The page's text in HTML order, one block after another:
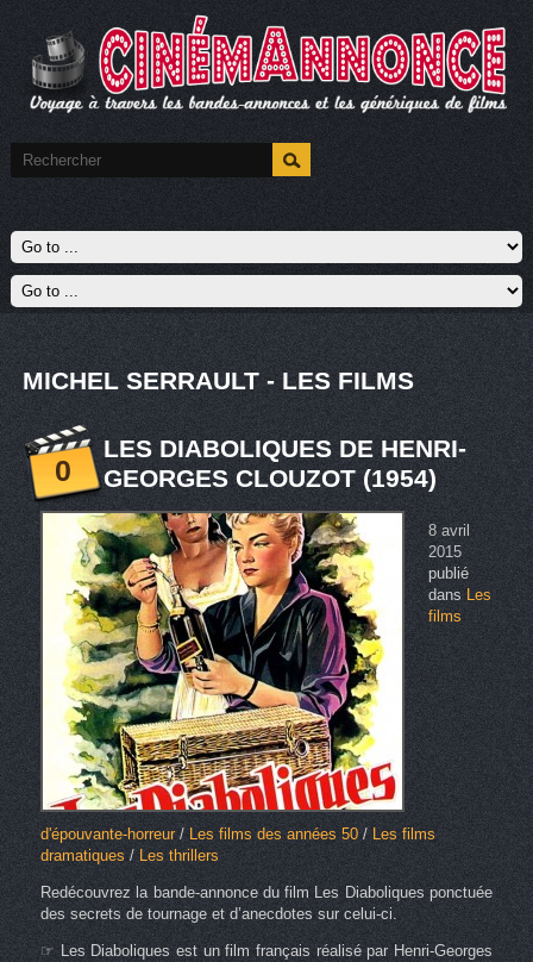
MICHEL SERRAULT - LES FILMS
0
LES DIABOLIQUES DE HENRI-
GEORGES CLOUZOT (1954)
8 avril
2015
publié
dansLes
films
d'épouvante-horreur/ Les films des années 50/ Les films
dramatiques /Les thrillers
Redécouvrez la bande-annonce du film Les Diaboliques ponctuée
des secrets de tournage et d’anecdotes sur celui-ci.
☞ Les Diaboliques est un film français réalisé par Henri-Georges